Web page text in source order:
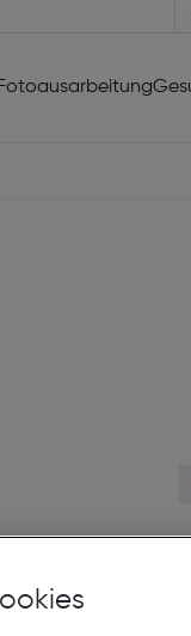
Fotoausarbeitung